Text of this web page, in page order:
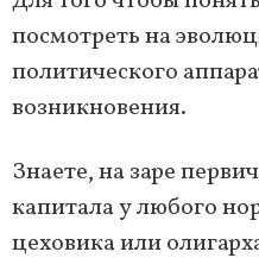
посмотреть на
политического
возникновения.
Знаете, на заре
капитала у любого
цеховика или